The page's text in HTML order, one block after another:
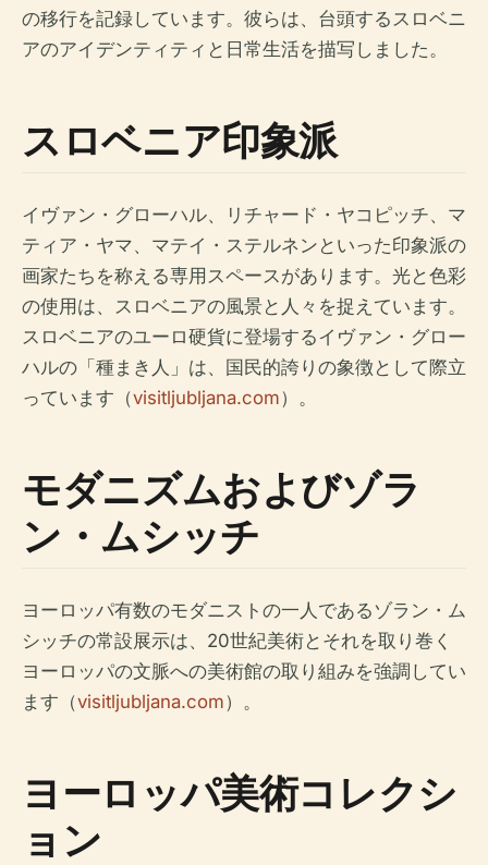
の移行を記録しています。彼らは、台頭するスロベニ
アのアイデンティティと日常生活を描写しました。
スロベニア印象派
イヴァン・グローハル、リチャード・ヤコピッチ、マ
ティア・ヤマ、マテイ・ステルネンといった印象派の
画家たちを称える専用スペースがあります。光と色彩
の使用は、スロベニアの風景と人々を捉えています。
スロベニアのユーロ硬貨に登場するイヴァン・グロー
ハルの「種まき人」は、国民的誇りの象徴として際立
っています（visitljubljana.com）。
モダニズムおよびゾラ
ン・ムシッチ
ヨーロッパ有数のモダニストの一人であるゾラン・ム
シッチの常設展示は、20世紀美術とそれを取り巻く
ヨーロッパの文脈への美術館の取り組みを強調してい
ます（visitljubljana.com）。
ヨーロッパ美術コレクシ
ョン